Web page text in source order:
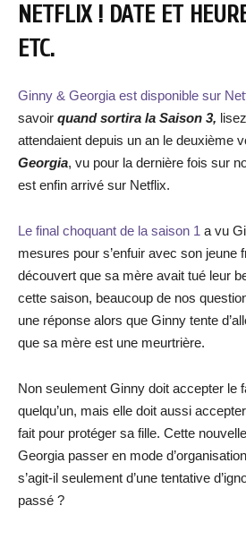
NETFLIX ! DATE ET
ETC.
Ginny & Georgia est disponible sur
savoir quand sortira la Saison 3,
attendaient depuis un an le deuxième
Georgia, vu pour la dernière fois sur
est enfin arrivé sur Netflix.
Le final choquant de la saison 1 a vu
mesures pour s’enfuir avec son jeune
découvert que sa mère avait tué leur
cette saison, beaucoup de nos
une réponse alors que Ginny tente
que sa mère est une meurtrière.
Non seulement Ginny doit accepter le
quelqu’un, mais elle doit aussi
fait pour protéger sa fille. Cette
Georgia passer en mode
s’agit-il seulement d’une tentative
passé ?